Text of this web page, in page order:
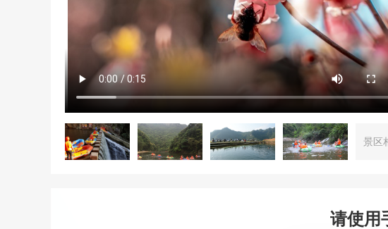
景区
请使用